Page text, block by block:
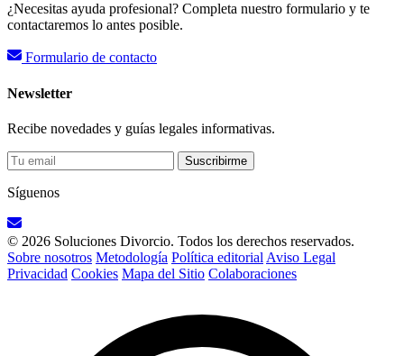
¿Necesitas ayuda profesional? Completa nuestro formulario y te
contactaremos lo antes posible.
Formulario de contacto
Newsletter
Recibe novedades y guías legales informativas.
Suscribirme
Síguenos
© 2026 Soluciones Divorcio. Todos los derechos reservados.
Sobre nosotros Metodología Política editorial Aviso Legal
Privacidad Cookies Mapa del Sitio Colaboraciones